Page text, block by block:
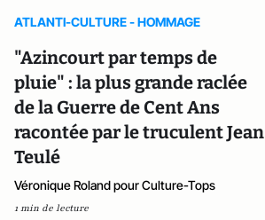
ATLANTI-CULTURE - HOMMAGE
"Azincourt par temps de
pluie" : la plus grande raclée
de la Guerre de Cent Ans
racontée par le truculent Jean
Teulé
Véronique Roland pour Culture-Tops
1 min de lecture